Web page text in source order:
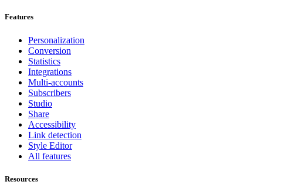
Features
Personalization
Conversion
Statistics
Integrations
Multi-accounts
Subscribers
Studio
Share
Accessibility
Link detection
Style Editor
All features
Resources